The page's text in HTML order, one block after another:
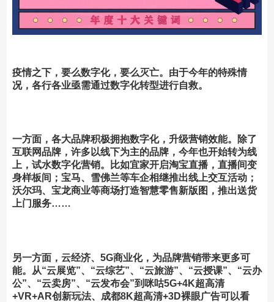
疫情之下，要么数字化，要么灭亡。由于今年的特殊情
况，各行各业亟需通过数字化转型进行自救。
一方面，各大品牌积极拥抱数字化，升级营销效能。
除了
互联网品牌，许多以线下为主的品牌，今年也开始转为线
上，试水数字化营销。比如宜家开启淘宝直播，直播间变
身样板间；宝马、雪佛兰等车企相继推出线上交互活动；
沃尔玛、宝龙商业等商场打造智慧零售新版图，推出送货
上门服务……
另一方面，云经济、5G商业化，为品牌营销带来更多可
能。
从“云展览”、“云综艺”、“云旅游”、“云授课”、“云办
公”、“云卖房”、“云发布会”到咪咕5G+4K超高清
+VR+AR创新玩法、成都8K超高清+3D裸眼广告可以看